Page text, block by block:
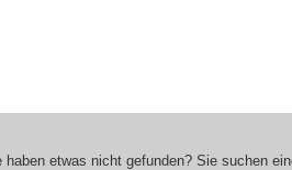
haben etwas nicht gefunden? Sie suchen